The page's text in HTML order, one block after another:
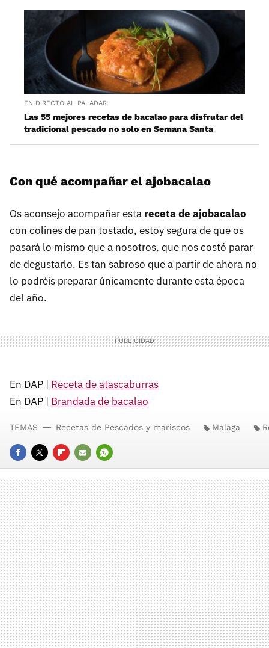
EN DIRECTO AL PALADAR
Las 55 mejores recetas de bacalao para disfrutar del
tradicional pescado no solo en Semana Santa
Con qué acompañar el ajobacalao
Os aconsejo acompañar esta receta de ajobacalao
con colines de pan tostado, estoy segura de que os
pasará lo mismo que a nosotros, que nos costó parar
de degustarlo. Es tan sabroso que a partir de ahora no
lo podréis preparar únicamente durante esta época
del año.
En DAP | Receta de atascaburras
En DAP | Brandada de bacalao
FACEBOOK
TWITTERFLIPBOARD
E-
MAIL
WHATSAPP
TEMAS Recetas de Pescados y mariscos Málaga